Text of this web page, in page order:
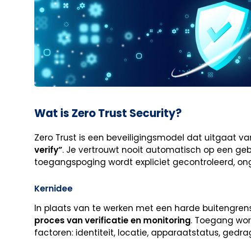
Wat is Zero Trust Security?
Zero Trust is een beveiligingsmodel dat uitgaat
verify”. Je vertrouwt nooit automatisch op een
toegangspoging wordt expliciet gecontroleerd,
Kernidee
In plaats van te werken met een harde
proces van verificatie en monitoring. Toegang
factoren: identiteit, locatie, apparaatstatus,